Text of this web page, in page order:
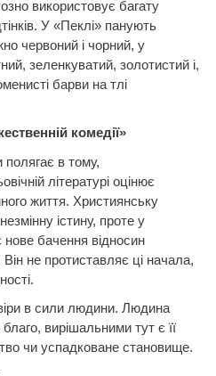
використовує багату
У «Пеклі» панують
червоний і чорний, у
зеленкуватий, золотистий і,
барви на тлі
комедії»
в тому,
літературі оцінює
життя. Християнську
істину, проте у
нове бачення відносин
не протиставляє ці начала,
в сили людини. Людина
вирішальними тут є її
чи успадковане становище.